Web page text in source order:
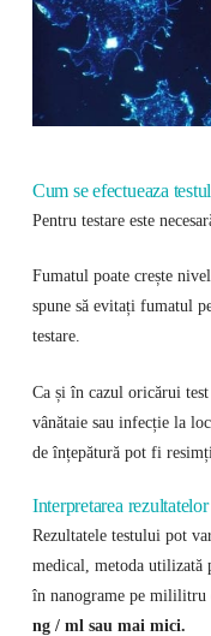
Cum se efectueaza
Pentru testare este
Fumatul poate crește
spune să evitați fumatul
testare.
Ca și în cazul oricărui test
vânătaie sau infecție la
de înțepătură pot fi
Interpretarea
Rezultatele testului pot
medical, metoda utilizată
în nanograme pe mililitru
ng / ml sau mai mici.